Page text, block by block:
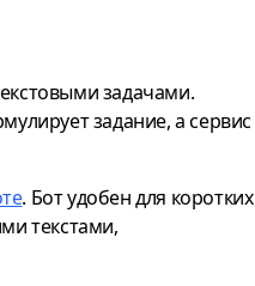
задачами.
задание, а сервис
. Бот удобен для коротких
текстами,